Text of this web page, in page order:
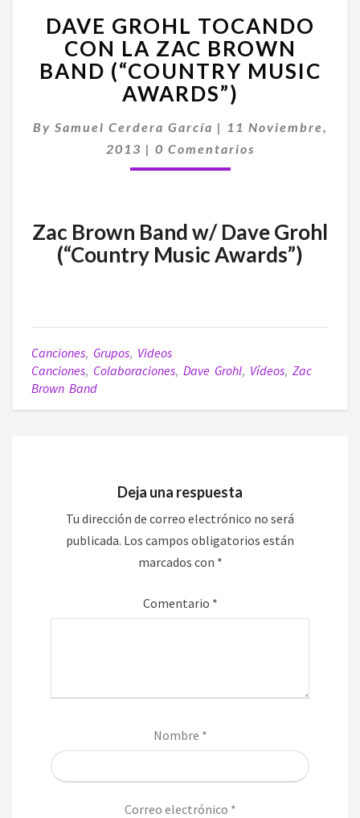
GROHL
TOCANDO
CON
LA
ZAC
BAND
(“COUNTRY
MUSIC
DAVE GROHL TOCANDO
CON LA ZAC BROWN
BAND (“COUNTRY MUSIC
AWARDS”)
By Samuel Cerdera García | 11 Noviembre,
2013 | Comentarios
0 Comentarios
Zac Brown Band w/ Dave Grohl
(“Country Music Awards”)
Canciones, Grupos, Videos
Canciones, Colaboraciones, Dave Grohl, Vídeos, Zac
Brown Band
Deja una respuesta
Tu dirección de correo electrónico no será
publicada. Los campos obligatorios están
marcados con *
Comentario *
Nombre *
Correo electrónico *